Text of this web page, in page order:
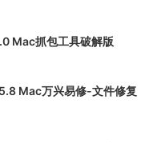
Mac抓包工具破解版
Mac万兴易修-文件修复